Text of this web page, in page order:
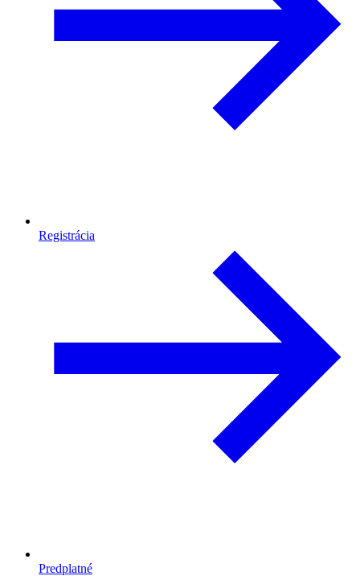
Registrácia
Predplatné